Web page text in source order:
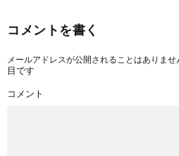
コメントを書く
メールアドレスが公開されることはありませ
目です
コメント